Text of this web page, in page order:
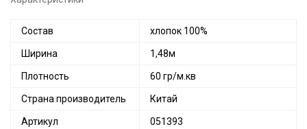
Состав хлопок 100%
Ширина 1,48м
Плотность 60 гр/м.кв
Страна производитель Китай
Артикул 051393